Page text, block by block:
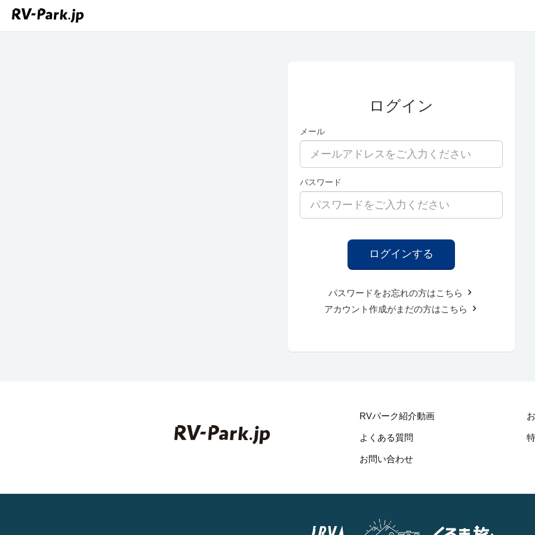
ログイン
メール
パスワード
パスワードをお忘れの方はこちら
アカウント作成がまだの方はこちら
RVパーク紹介動画
よくある質問
お問い合わせ